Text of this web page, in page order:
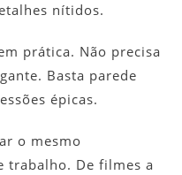
nítidos.
prática. Não precisa
Basta parede
épicas.
o mesmo
trabalho. De filmes a